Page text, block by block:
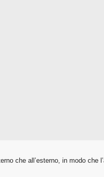
che all’esterno, in modo che